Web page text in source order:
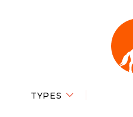
TYPES